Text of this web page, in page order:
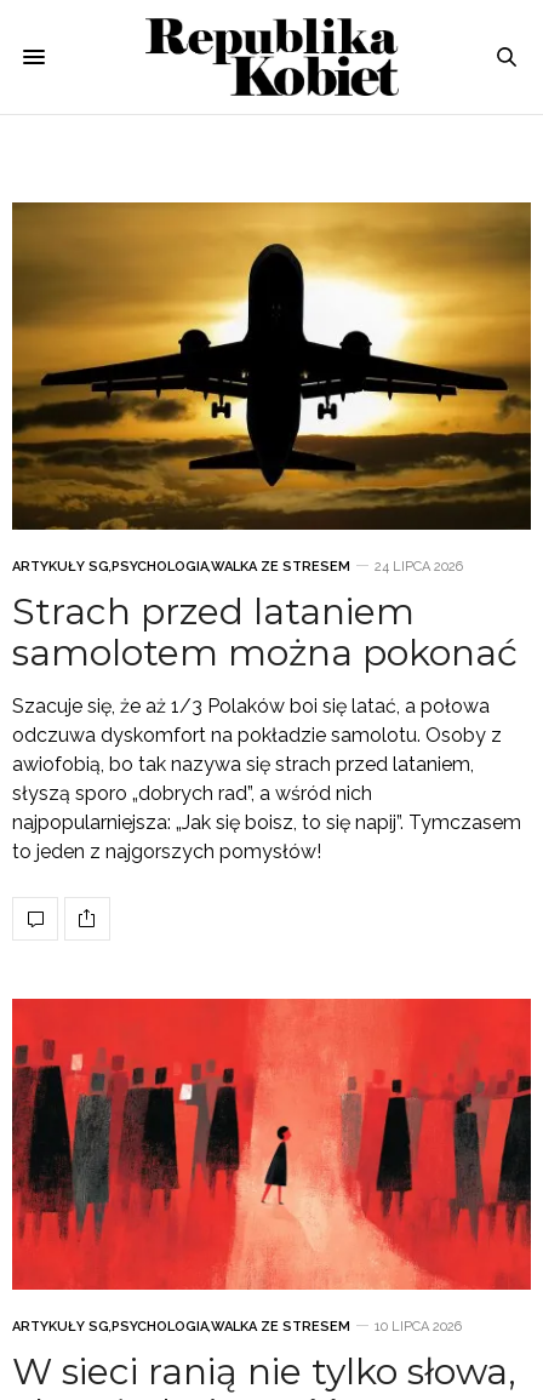
ARTYKUŁY SG,PSYCHOLOGIA,WALKA ZE STRESEM 24 LIPCA 2026
Strach przed lataniem
samolotem można pokonać
Szacuje się, że aż 1/3 Polaków boi się latać, a połowa
odczuwa dyskomfort na pokładzie samolotu. Osoby z
awiofobią, bo tak nazywa się strach przed lataniem,
słyszą sporo „dobrych rad”, a wśród nich
najpopularniejsza: „Jak się boisz, to się napij”. Tymczasem
to jeden z najgorszych pomysłów!
ARTYKUŁY SG PSYCHOLOGIAWALKA ZE STRESEM 10 LIPCA 2026
W sieci ranią nie tylko słowa,